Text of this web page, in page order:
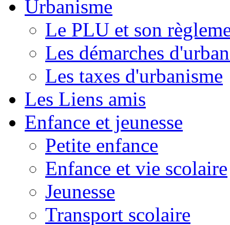
Urbanisme
Le PLU et son
Les démarches
Les taxes d'urbanisme
Les Liens amis
Enfance et jeunesse
Petite enfance
Enfance et vie scolaire
Jeunesse
Transport scolaire